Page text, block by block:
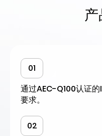
01
通过AEC-Q100认证
要求。
02